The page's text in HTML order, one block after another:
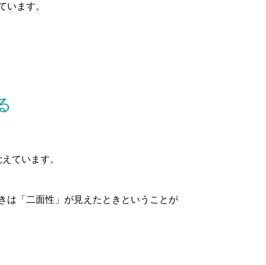
ます。
ています。
は「二面性」が見えたときということが